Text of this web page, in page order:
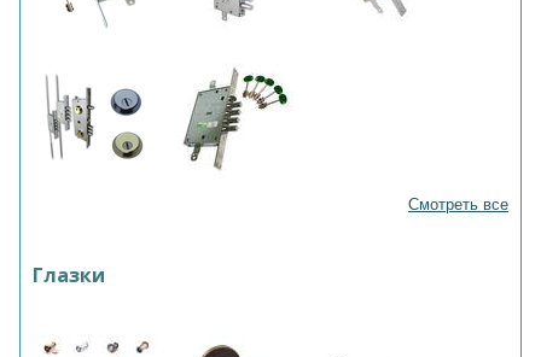
Смотреть все
Глазки